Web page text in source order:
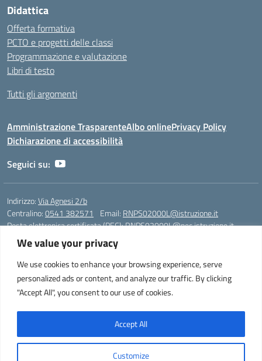
We value your privacy
We use cookies to enhance your browsing experience, serve
personalized ads or content, and analyze our traffic. By clicking
"Accept All", you consent to our use of cookies.
Customize
Accept All
Didattica
Offerta formativa
PCTO e progetti delle classi
Programmazione e valutazione
Libri di testo
Tutti gli argomenti
Amministrazione TrasparenteAlbo onlinePrivacy Policy
Dichiarazione di accessibilità
Seguici su:
Indirizzo:Via Agnesi 2/b
Centralino:0541 382571 Email: RNPS02000L@istruzione.it
Posta elettronica certificata (PEC):RNPS02000L@pec.istruzione.it
Codice fiscale: 82009530401
Codice meccanografico: RNPS02000L
Liceo Scientifico e Musicale "A. Einstein" - Via Agnesi 2/b - 47923 Rimini
- Tel. +39 0541 382571 – Fax +39 0541 381636 E-mail: